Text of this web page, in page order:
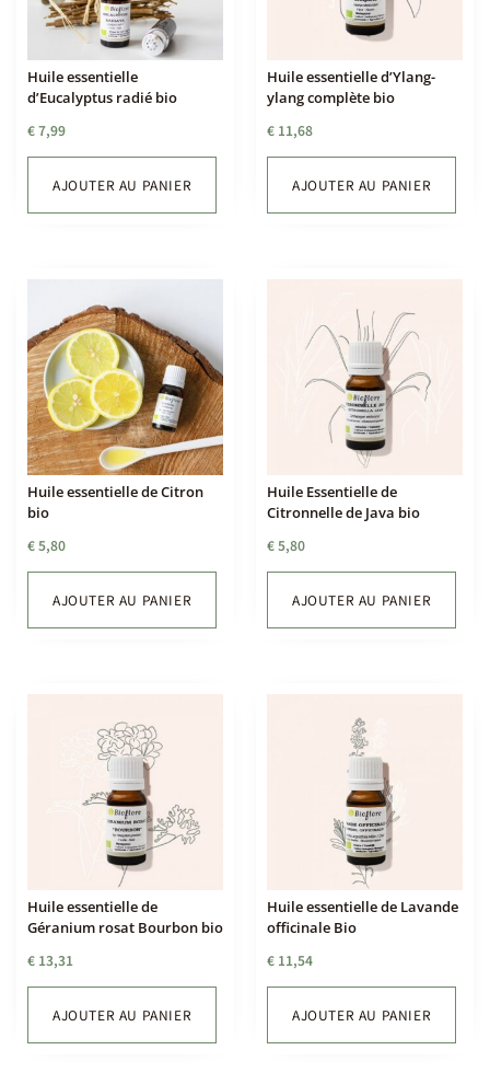
Huile essentielle
d’Eucalyptus radié bio
€7,99
AJOUTER AU PANIER
Huile essentielle d’Ylang-
ylang complète bio
€ 11,68
AJOUTER AU PANIER
Huile essentielle de Citron
bio
€5,80
AJOUTER AU PANIER
Huile Essentielle de
Citronnelle de Java bio
€5,80
AJOUTER AU PANIER
Huile essentielle de
Géranium rosat Bourbon bio
€ 13,31
AJOUTER AU PANIER
Huile essentielle de Lavande
officinale Bio
€ 11,54
AJOUTER AU PANIER